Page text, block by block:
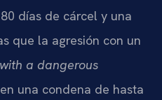
días de cárcel y una
que la agresión con un
a dangerous
una condena de hasta